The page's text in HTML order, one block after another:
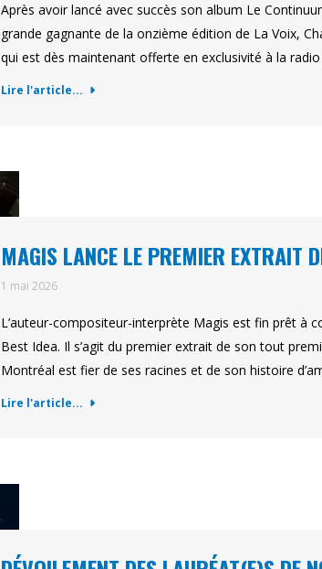
Après avoir lancé avec succès son album Le
grande gagnante de la onzième édition de La Voix,
qui est dès maintenant offerte en exclusivité à la
Lire l'article...
MAGIS LANCE LE PREMIER EXTRAIT
1 mai 2026
L’auteur-compositeur-interprète Magis est fin prêt à
Best Idea. Il s’agit du premier extrait de son tout
Montréal est fier de ses racines et de son histoire
Lire l'article...